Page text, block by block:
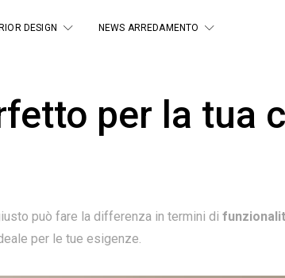
DESIGN NEWS ARREDAMENTO
per la tua
può fare la differenza in termini di
per le tue esigenze.